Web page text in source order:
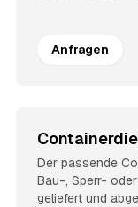
Anfragen
Der passende
Bau-, Sperr-
geliefert und